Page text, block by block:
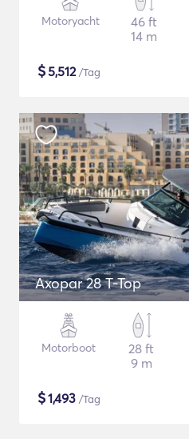
Motoryacht
46 ft
14 m
$5,512/Tag
Axopar 28 T-Top
Motorboot
28 ft
9 m
$1,493 /Tag